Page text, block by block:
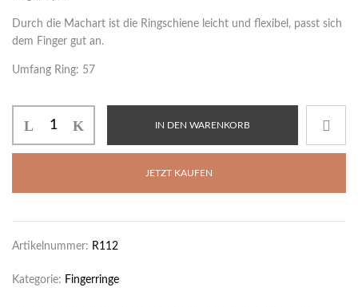
Durch die Machart ist die Ringschiene leicht und flexibel, passt sich
dem Finger gut an.
Umfang Ring: 57
IN DEN WARENKORB
JETZT KAUFEN
Artikelnummer: R112
Kategorie: Fingerringe